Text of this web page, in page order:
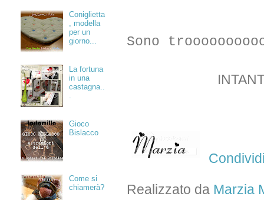
Sono
Realizzato da Marzia
Coniglietta
, modella
per un
giorno...
La fortuna
in una
castagna..
.
Gioco
Bislacco
Come si
chiamerà?